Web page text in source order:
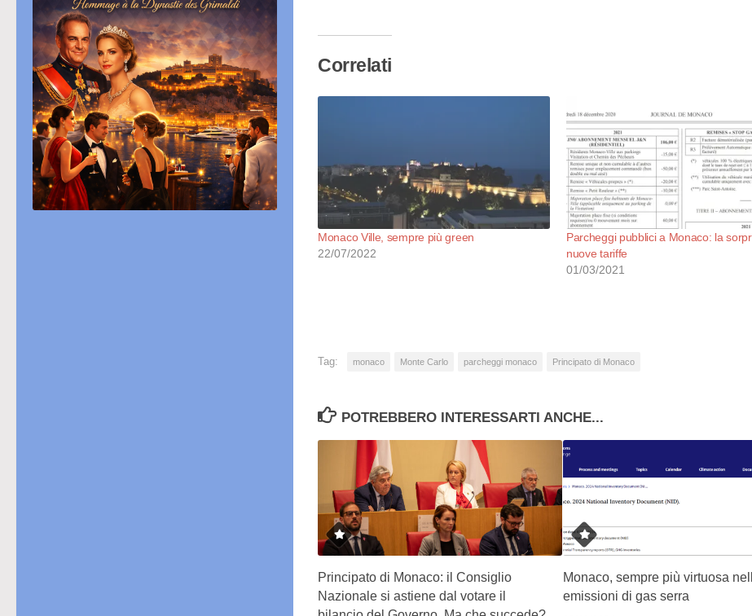
Correlati
Monaco Ville, sempre più green
22/07/2022
Parcheggi pubblici a Monaco: la
nuove tariffe
01/03/2021
Tag: monaco Monte Carlo parcheggi monaco Principato di Monaco
POTREBBERO INTERESSARTI ANCHE...
Principato di Monaco: il Consiglio
Nazionale si astiene dal votare il
Monaco, sempre più virtuosa
emissioni di gas serra